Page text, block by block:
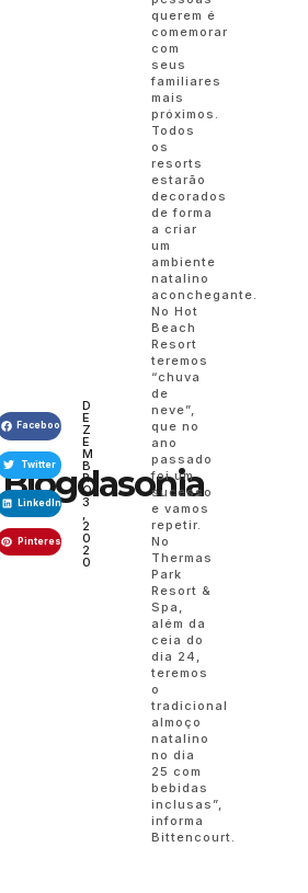
Blogdasonia
Facebook
Twitter
LinkedIn
Pinterest
D
E
Z
E
M
B
R
O
3
2
0
2
0
querem é
comemorar
com
seus
familiares
mais
próximos.
Todos
os
resorts
estarão
decorados
de forma
a criar
um
ambiente
natalino
aconchegante.
No Hot
Beach
Resort
teremos
“chuva
de
neve”,
que no
ano
passado
foi um
sucesso
e vamos
repetir.
No
Thermas
Park
Resort &
Spa,
além da
ceia do
dia 24,
teremos
o
tradicional
almoço
natalino
no dia
25 com
bebidas
inclusas”,
informa
Bittencourt.